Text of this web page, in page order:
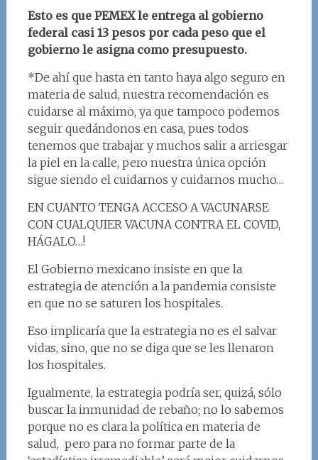
Esto es que PEMEX le entrega al gobierno
federal casi 13 pesos por cada peso que el
gobierno le asigna como presupuesto.
*De ahí que hasta en tanto haya algo seguro en
materia de salud, nuestra recomendación es
cuidarse al máximo, ya que tampoco podemos
seguir quedándonos en casa, pues todos
tenemos que trabajar y muchos salir a arriesgar
la piel en la calle, pero nuestra única opción
sigue siendo el cuidarnos y cuidarnos mucho…
EN CUANTO TENGA ACCESO A VACUNARSE
CON CUALQUIER VACUNA CONTRA EL COVID,
HÁGALO…!
El Gobierno mexicano insiste en que la
estrategia de atención a la pandemia consiste
en que no se saturen los hospitales.
Eso implicaría que la estrategia no es el salvar
vidas, sino, que no se diga que se les llenaron
los hospitales.
Igualmente, la estrategia podría ser, quizá, sólo
buscar la inmunidad de rebaño; no lo sabemos
porque no es clara la política en materia de
salud, pero para no formar parte de la